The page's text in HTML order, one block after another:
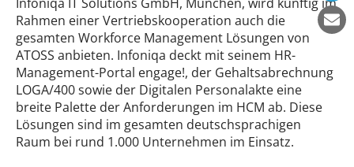
Rahmen einer Vertriebskooperation auch die
gesamten Workforce Management Lösungen von
ATOSS anbieten. Infoniqa deckt mit seinem HR-
Management-Portal engage!, der Gehaltsabrechnung
LOGA/400 sowie der Digitalen Personalakte eine
breite Palette der Anforderungen im HCM ab. Diese
Lösungen sind im gesamten deutschsprachigen
Raum bei rund 1.000 Unternehmen im Einsatz.